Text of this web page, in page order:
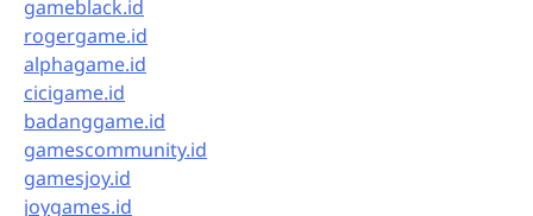
gameblack.id
rogergame.id
alphagame.id
cicigame.id
badanggame.id
gamescommunity.id
gamesjoy.id
joygames.id